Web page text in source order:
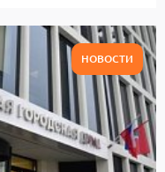
НОВОСТИ